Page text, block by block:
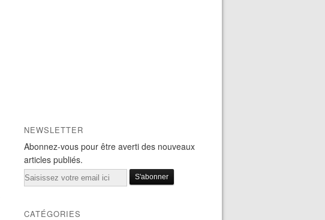
NEWSLETTER
Abonnez-vous pour être averti des nouveaux
articles publiés.
Email
CATÉGORIES